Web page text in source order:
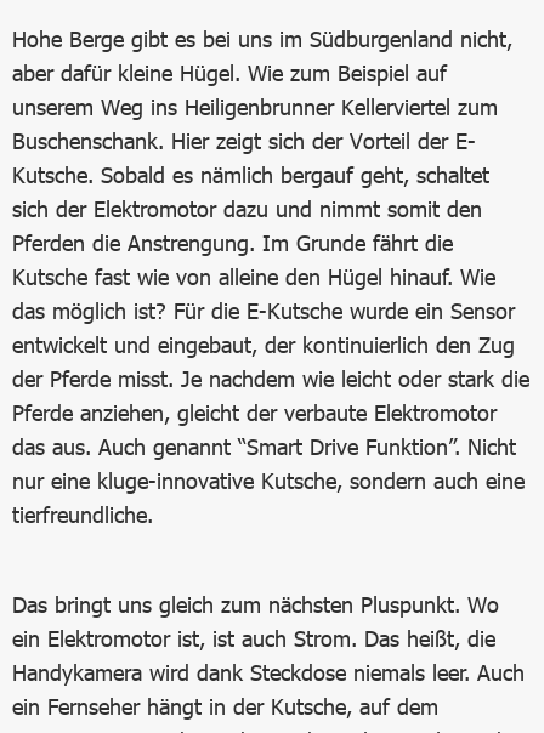
Hohe Berge gibt es bei uns im Südburgenland nicht,
aber dafür kleine Hügel. Wie zum Beispiel auf
unserem Weg ins Heiligenbrunner Kellerviertel zum
Buschenschank. Hier zeigt sich der Vorteil der E-
Kutsche. Sobald es nämlich bergauf geht, schaltet
sich der Elektromotor dazu und nimmt somit den
Pferden die Anstrengung. Im Grunde fährt die
Kutsche fast wie von alleine den Hügel hinauf. Wie
das möglich ist? Für die E-Kutsche wurde ein Sensor
entwickelt und eingebaut, der kontinuierlich den Zug
der Pferde misst. Je nachdem wie leicht oder stark die
Pferde anziehen, gleicht der verbaute Elektromotor
das aus. Auch genannt “Smart Drive Funktion”. Nicht
nur eine kluge-innovative Kutsche, sondern auch eine
tierfreundliche.
Das bringt uns gleich zum nächsten Pluspunkt. Wo
ein Elektromotor ist, ist auch Strom. Das heißt, die
Handykamera wird dank Steckdose niemals leer. Auch
ein Fernseher hängt in der Kutsche, auf dem